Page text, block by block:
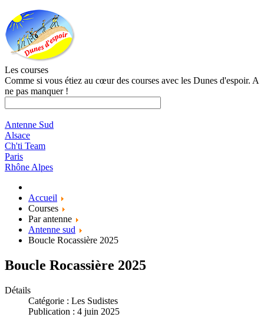
Les courses
Comme si vous étiez au cœur des courses avec les Dunes d'espoir. A
ne pas manquer !
Antenne Sud
Alsace
Ch'ti Team
Paris
Rhône Alpes
Accueil
Courses
Par antenne
Antenne sud
Boucle Rocassière 2025
Boucle Rocassière 2025
Détails
Catégorie : Les Sudistes
Publication : 4 juin 2025